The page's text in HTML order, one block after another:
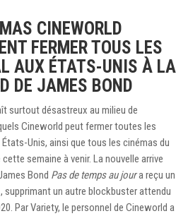
CINEWORLD
FERMER TOUS LES
AUX ÉTATS-UNIS À LA
DE JAMES BOND
surtout désastreux au milieu de
Cineworld peut fermer toutes les
Unis, ainsi que tous les cinémas du
semaine à venir. La nouvelle arrive
Bond Pas de temps au joura reçu un
supprimant un autre blockbuster attendu
Par Variety, le personnel de Cineworld a